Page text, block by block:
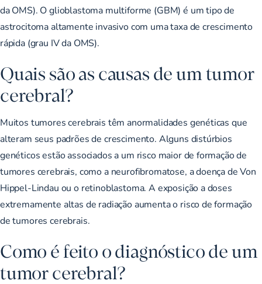
da OMS). O glioblastoma multiforme (GBM) é um tipo de
astrocitoma altamente invasivo com uma taxa de crescimento
rápida (grau IV da OMS).
Quais são as causas de um tumor
cerebral?
Muitos tumores cerebrais têm anormalidades genéticas que
alteram seus padrões de crescimento. Alguns distúrbios
genéticos estão associados a um risco maior de formação de
tumores cerebrais, como a neurofibromatose, a doença de Von
Hippel-Lindau ou o retinoblastoma. A exposição a doses
extremamente altas de radiação aumenta o risco de formação
de tumores cerebrais.
Como é feito o diagnóstico de um
tumor cerebral?